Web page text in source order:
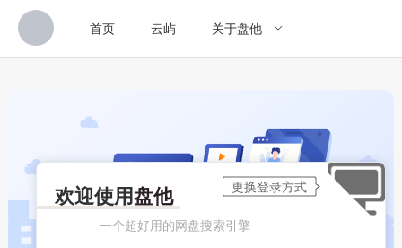
首页 云屿 关于盘他
欢迎使用盘他
一个超好用的网盘搜索引擎